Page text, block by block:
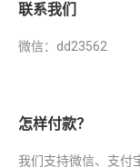
联系我们
微信：dd23562
怎样付款？
我们支持微信、支付